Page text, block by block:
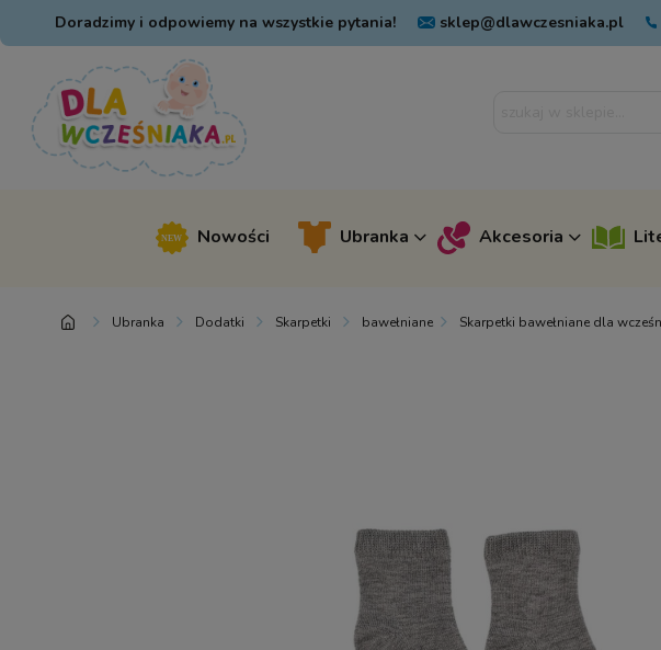
Doradzimy i odpowiemy na wszystkie pytania! sklep@dlawczesniaka.pl
Nowości Ubranka Akcesoria
Ubranka Dodatki Skarpetki bawełniane Skarpetki bawełniane dla